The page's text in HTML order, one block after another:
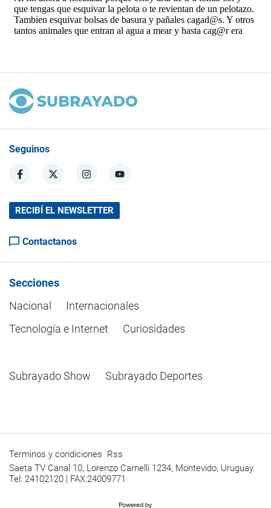
Seguinos
RECIBÍ EL NEWSLETTER
Contactanos
Secciones
Nacional
Internacionales
Tecnología e Internet
Curiosidades
Subrayado Show Subrayado Deportes
Terminos y condiciones Rss
Saeta TV Canal 10, Lorenzo Carnelli 1234, Montevido, Uruguay.
Tel: 24102120 | FAX:24009771